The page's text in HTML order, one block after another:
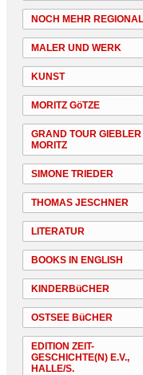
NOCH MEHR
MALER UND WERK
KUNST
MORITZ GöTZE
GRAND TOUR
MORITZ
SIMONE TRIEDER
THOMAS JESCHNER
LITERATUR
BOOKS IN ENGLISH
KINDERBüCHER
OSTSEE BüCHER
EDITION ZEIT-
GESCHICHTE(N) E.V.,
HALLE/S.